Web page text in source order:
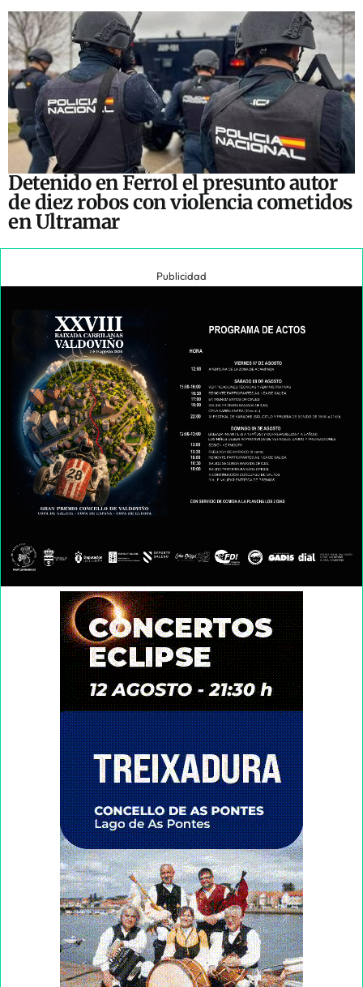
Detenido en Ferrol el presunto autor
de diez robos con violencia cometidos
en Ultramar
Publicidad